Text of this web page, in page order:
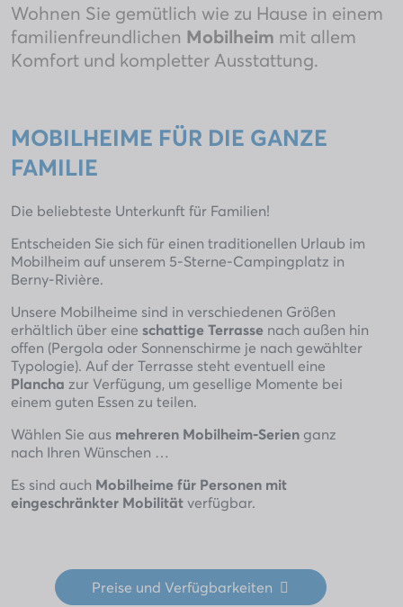
Wohnen Sie gemütlich wie zu Hause in einem
familienfreundlichen Mobilheim mit allem
Komfort und kompletter Ausstattung.
MOBILHEIME FÜR DIE GANZE
FAMILIE
Die beliebteste Unterkunft für Familien!
Entscheiden Sie sich für einen traditionellen Urlaub im
Mobilheim auf unserem 5-Sterne-Campingplatz in
Berny-Rivière.
Unsere Mobilheime sind in verschiedenen Größen
erhältlich über eine schattige Terrasse nach außen hin
offen (Pergola oder Sonnenschirme je nach gewählter
Typologie). Auf der Terrasse steht eventuell eine
Plancha zur Verfügung, um gesellige Momente bei
einem guten Essen zu teilen.
Wählen Sie aus mehreren Mobilheim-Serienganz
nach Ihren Wünschen …
Es sind auch Mobilheime für Personen mit
eingeschränkter Mobilitätverfügbar.
Preise und Verfügbarkeiten